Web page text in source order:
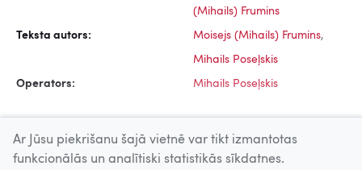
(Mihails) Frumins
Teksta autors: Moisejs (Mihails) Frumins,
Mihails Poseļskis
Operators: Mihails Poseļskis
Ar Jūsu piekrišanu šajā vietnē var tikt izmantotas
funkcionālās un analītiski statistikās sīkdatnes.